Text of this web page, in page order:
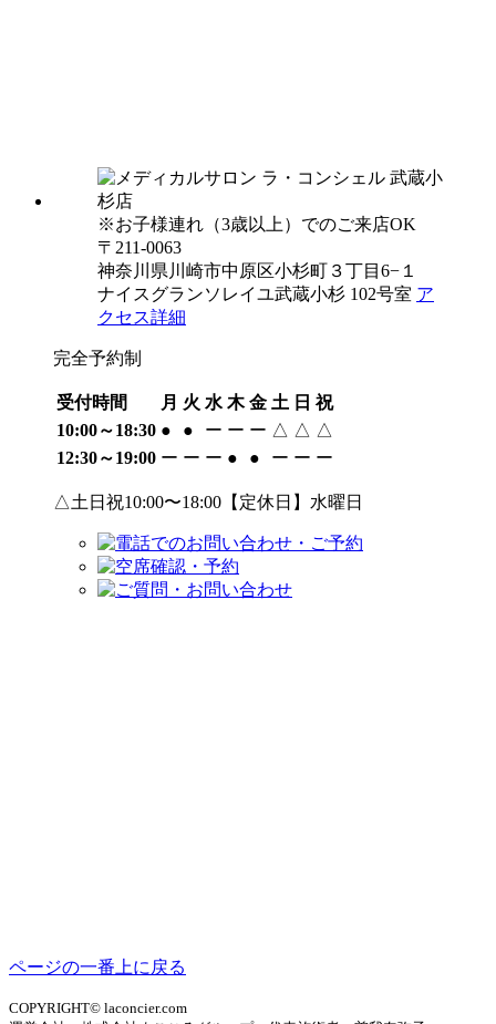
※お子様連れ（3歳以上）でのご来店OK
〒211-0063
神奈川県川崎市中原区小杉町３丁目6−１
ナイスグランソレイユ武蔵小杉 102号室 ア
クセス詳細
完全予約制
受付時間 月 火 水 木 金 土 日 祝
10:00～18:30 ● ● ー ー ー △ △ △
12:30～19:00 ー ー ー ● ● ー ー ー
△土日祝10:00〜18:00【定休日】水曜日
ページの一番上に戻る
COPYRIGHT© laconcier.com